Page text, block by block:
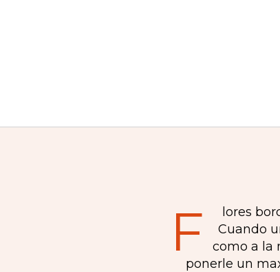
F
lores
Cuando
como a la
ponerle un